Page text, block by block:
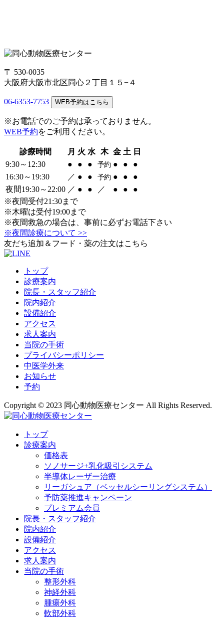
〒 530-0035
大阪府大阪市北区同心２丁目１５−４
06-6353-7753 WEB予約はこちら
※お電話でのご予約は承っておりません。
WEB予約をご利用ください。
診療時間 月 火 水 木 金 土 日
9:30～12:30
● ● ● 予約 ● ●
●
16:30～19:30
／ ● ● 予約 ● ●
●
夜間19:30～22:00 ／ ● ● ／ ● ●
●
※夜間受付21:30まで
※木曜は受付19:00まで
※夜間救急の場合は、事前に必ずお電話下さい
※夜間診療について >>
友だち追加＆フード・薬の注文はこちら
トップ
診療案内
院長・スタッフ紹介
院内紹介
設備紹介
アクセス
求人案内
当院の手術
プライバシーポリシー
中医学外来
お知らせ
予約
Copyright © 2023 同心動物医療センター All Rights Reserved.
トップ
診療案内
価格表
ソノサージ+乳化吸引システム
半導体レーザー治療
リーガシュア（ベッセルシーリングシステム）
予防薬推進キャンペーン
プレミアム会員
院長・ スタッフ紹介
院内紹介
設備紹介
アクセス
求人案内
当院の手術
整形外科
神経外科
腫瘍外科
軟部外科